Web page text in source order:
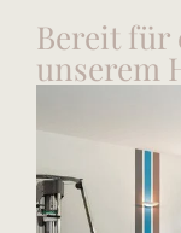
Bereit für
unserem